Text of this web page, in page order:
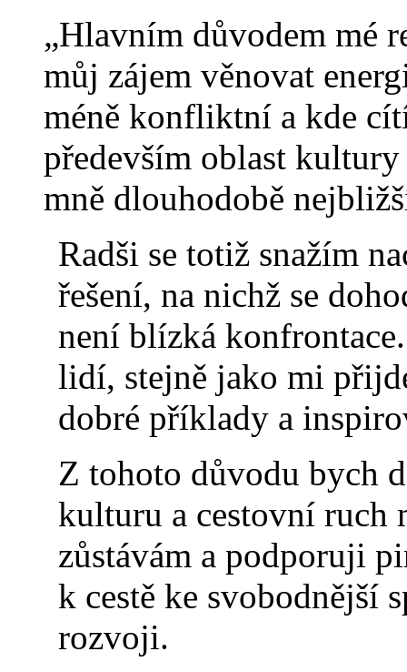
„Hlavním důvodem mé
můj zájem věnovat
méně konfliktní a kde
především oblast
mně dlouhodobě
Radši se totiž snažím
řešení, na nichž se
není blízká
lidí, stejně jako mi
dobré příklady a
Z tohoto důvodu bych
kulturu a cestovní ruch
zůstávám a podporuji
k cestě ke svobodnější
rozvoji.